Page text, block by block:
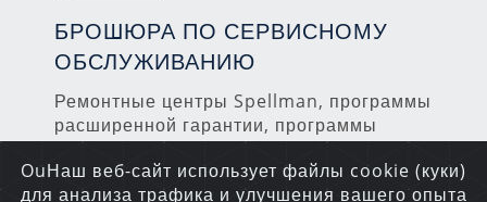
БРОШЮРА ПО СЕРВИСНОМУ
ОБСЛУЖИВАНИЮ
Ремонтные центры Spellman, программы
расширенной гарантии, программы
профилактического обслуживания,
услуги по калибровке и др.
OuНаш веб-сайт использует файлы cookie (куки)
для анализа трафика и улучшения вашего опыта